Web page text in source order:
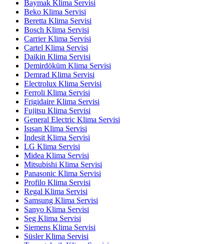
Baymak Klima Servisi
Beko Klima Servisi
Beretta Klima Servisi
Bosch Klima Servisi
Carrier Klima Servisi
Cartel Klima Servisi
Daikin Klima Servisi
Demirdöküm Klima Servisi
Demrad Klima Servisi
Electrolux Klima Servisi
Ferroli Klima Servisi
Frigidaire Klima Servisi
Fujitsu Klima Servisi
General Electric Klima Servisi
Isısan Klima Servisi
İndesit Klima Servisi
LG Klima Servisi
Midea Klima Servisi
Mitsubishi Klima Servisi
Panasonic Klima Servisi
Profilo Klima Servisi
Regal Klima Servisi
Samsung Klima Servisi
Sanyo Klima Servisi
Seg Klima Servisi
Siemens Klima Servisi
Süsler Klima Servisi